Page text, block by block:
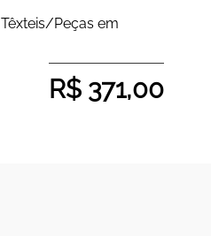
Têxteis/Peças em
R$ 371,00